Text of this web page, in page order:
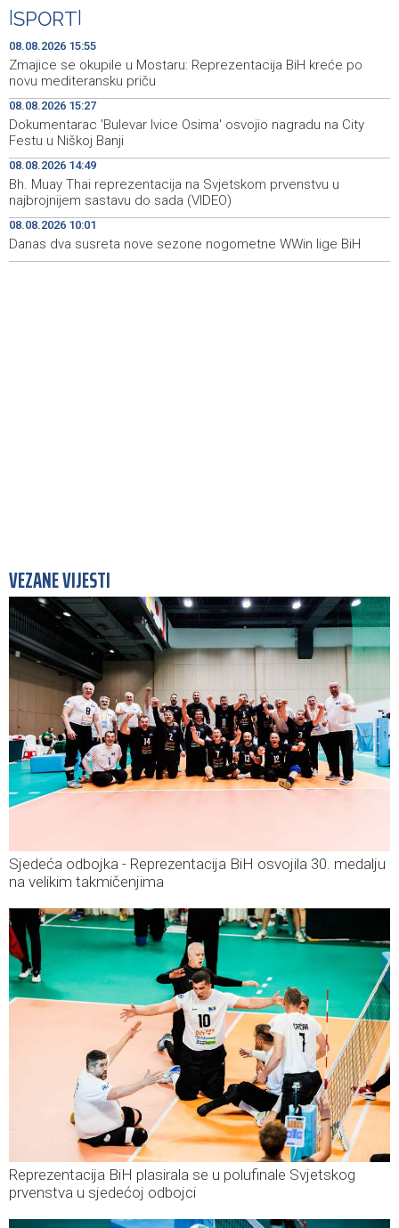
17:26
Kod mosta Brčko - Gunja pronađene kosti, vještaci
sudske medicine utvrđuju porijeklo
17:15
'Pekijada' u Varešu okupila 37 ekipa iz četiri države
16:55 U rijeci Krivaji kod Zavidovića utopio se muškarac
16:08 Otvorena džamija u Milatkovićima kod Čajniča
15:55
Zmajice se okupile u Mostaru: Reprezentacija BiH kreće
po novu mediteransku priču
SPORT
08.08.2026 15:55
Zmajice se okupile u Mostaru: Reprezentacija BiH kreće po
novu mediteransku priču
08.08.2026 15:27
Dokumentarac 'Bulevar Ivice Osima' osvojio nagradu na City
Festu u Niškoj Banji
08.08.2026 14:49
Bh. Muay Thai reprezentacija na Svjetskom prvenstvu u
najbrojnijem sastavu do sada (VIDEO)
08.08.2026 10:01
Danas dva susreta nove sezone nogometne WWin lige BiH
VEZANE VIJESTI
Sjedeća odbojka - Reprezentacija BiH osvojila 30. medalju
na velikim takmičenjima
Reprezentacija BiH plasirala se u polufinale Svjetskog
prvenstva u sjedećoj odbojci